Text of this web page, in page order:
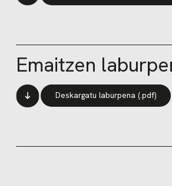
Emaitzen
Deskargatu laburpena (.pdf)